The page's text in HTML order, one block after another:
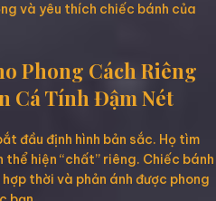
và yêu thích chiếc bánh của
Phong Cách Riêng
Cá Tính Đậm Nét
đầu định hình bản sắc. Họ tìm
hiện “chất” riêng. Chiếc bánh
thời và phản ánh được phong